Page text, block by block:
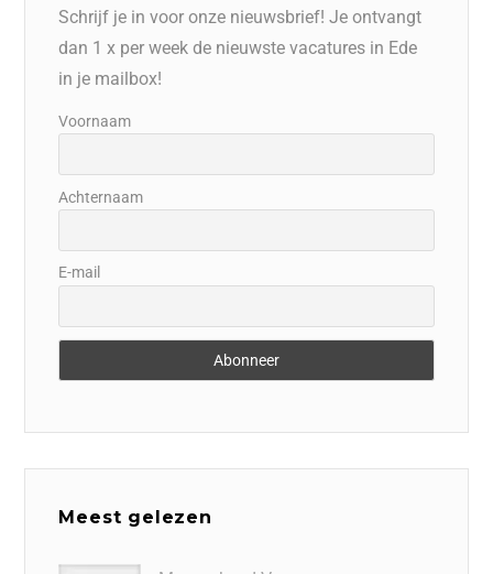
Schrijf je in voor onze nieuwsbrief! Je ontvangt
dan 1 x per week de nieuwste vacatures in Ede
in je mailbox!
Voornaam
Achternaam
E-mail
Meest gelezen